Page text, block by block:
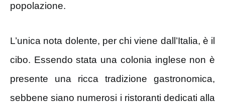
popolazione.
L’unica nota dolente, per chi viene dall’Italia, è il
cibo. Essendo stata una colonia inglese non è
presente una ricca tradizione gastronomica,
sebbene siano numerosi i ristoranti dedicati alla